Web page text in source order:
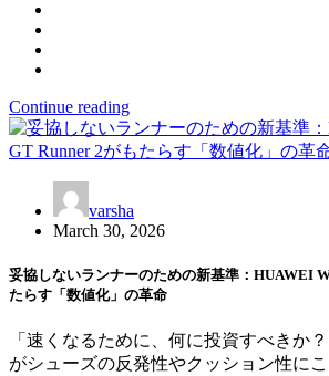
Continue reading
varsha
March 30, 2026
妥協しないランナーのための新基準：HUAWEI
たらす「数値化」の革命
「速くなるために、何に投資すべきか
がシューズの反発性やクッション性に